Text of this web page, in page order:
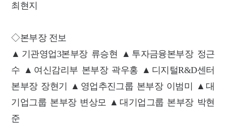
최현지
◇본부장 전보
▲기관영업3본부장 류승현 ▲투자금융본부장 정근
수 ▲여신감리부 본부장 곽우홍 ▲디지털R&D센터
본부장 장현기 ▲영업추진그룹 본부장 이범미 ▲대
기업그룹 본부장 변상모 ▲대기업그룹 본부장 박현
준